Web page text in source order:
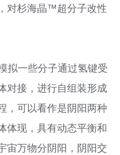
对杉海晶™超分子改性
拟一些分子通过氢键受
对接，进行自组装形成
，可以看作是阴阳两种
体现，具有动态平衡和
宙万物分阴阳，阴阳交